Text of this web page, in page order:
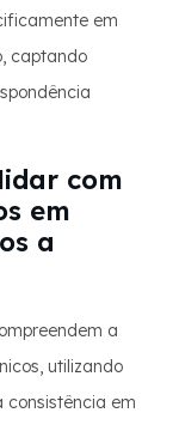
em
captando
com
em
a
a
utilizando
consistência em